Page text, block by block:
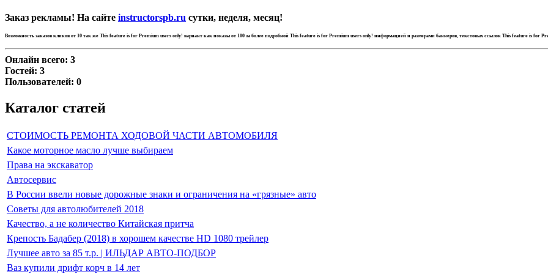
Заказ рекламы! На сайте instructorspb.ru сутки, неделя, месяц!
Возможность заказов кликов от 10 так же This feature is for Premium users only! вариант как показы от 100 за более подробной This feature is for Premium users only! информацией и размерами баннеров, текстовых ссылок This feature is for
Онлайн всего: 3
Гостей: 3
Пользователей: 0
Каталог статей
СТОИМОСТЬ РЕМОНТА ХОДОВОЙ ЧАСТИ АВТОМОБИЛЯ
Какое моторное масло лучше выбираем
Права на экскаватор
Автосервис
В России ввели новые дорожные знаки и ограничения на «грязные» авто
Советы для автолюбителей 2018
Качество, а не количество Китайская притча
Крепость Бадабер (2018) в хорошем качестве HD 1080 трейлер
Лучшее авто за 85 т.р. | ИЛЬДАР АВТО-ПОДБОР
Ваз купили дрифт корч в 14 лет